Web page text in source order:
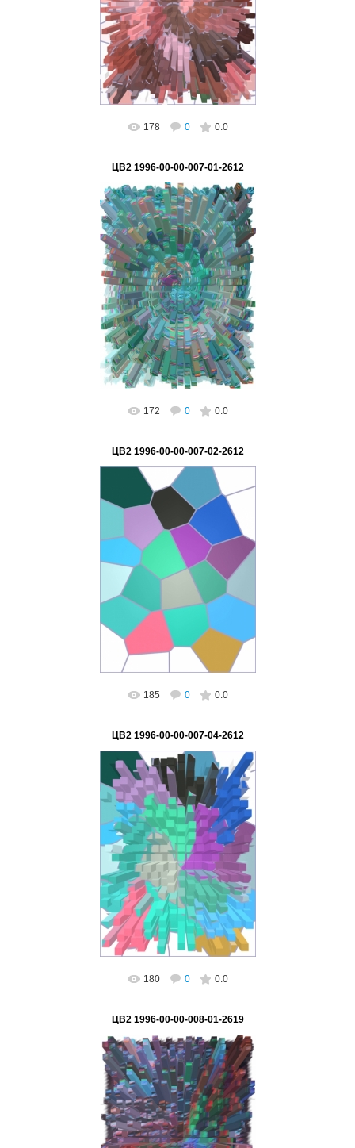
ВетВиктор
178 0 0.0
ЦВ2 1996-00-00-007-01-2612
02.03.2023
ВетВиктор
172 0 0.0
ЦВ2 1996-00-00-007-02-2612
02.03.2023
ВетВиктор
185 0 0.0
ЦВ2 1996-00-00-007-04-2612
02.03.2023
ВетВиктор
180 0 0.0
ЦВ2 1996-00-00-008-01-2619
02.03.2023